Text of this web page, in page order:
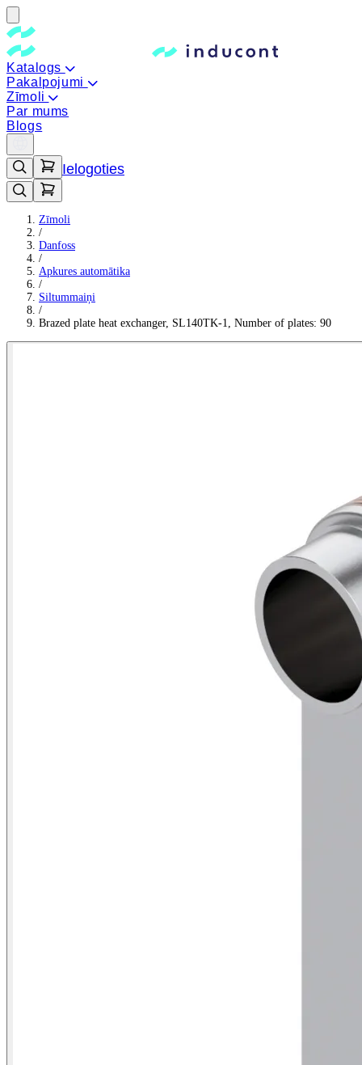
Katalogs
Pakalpojumi
Zīmoli
Par mums
Blogs
Ielogoties
Zīmoli
/
Danfoss
/
Apkures automātika
/
Siltummaiņi
/
Brazed plate heat exchanger, SL140TK-1, Number of plates: 90